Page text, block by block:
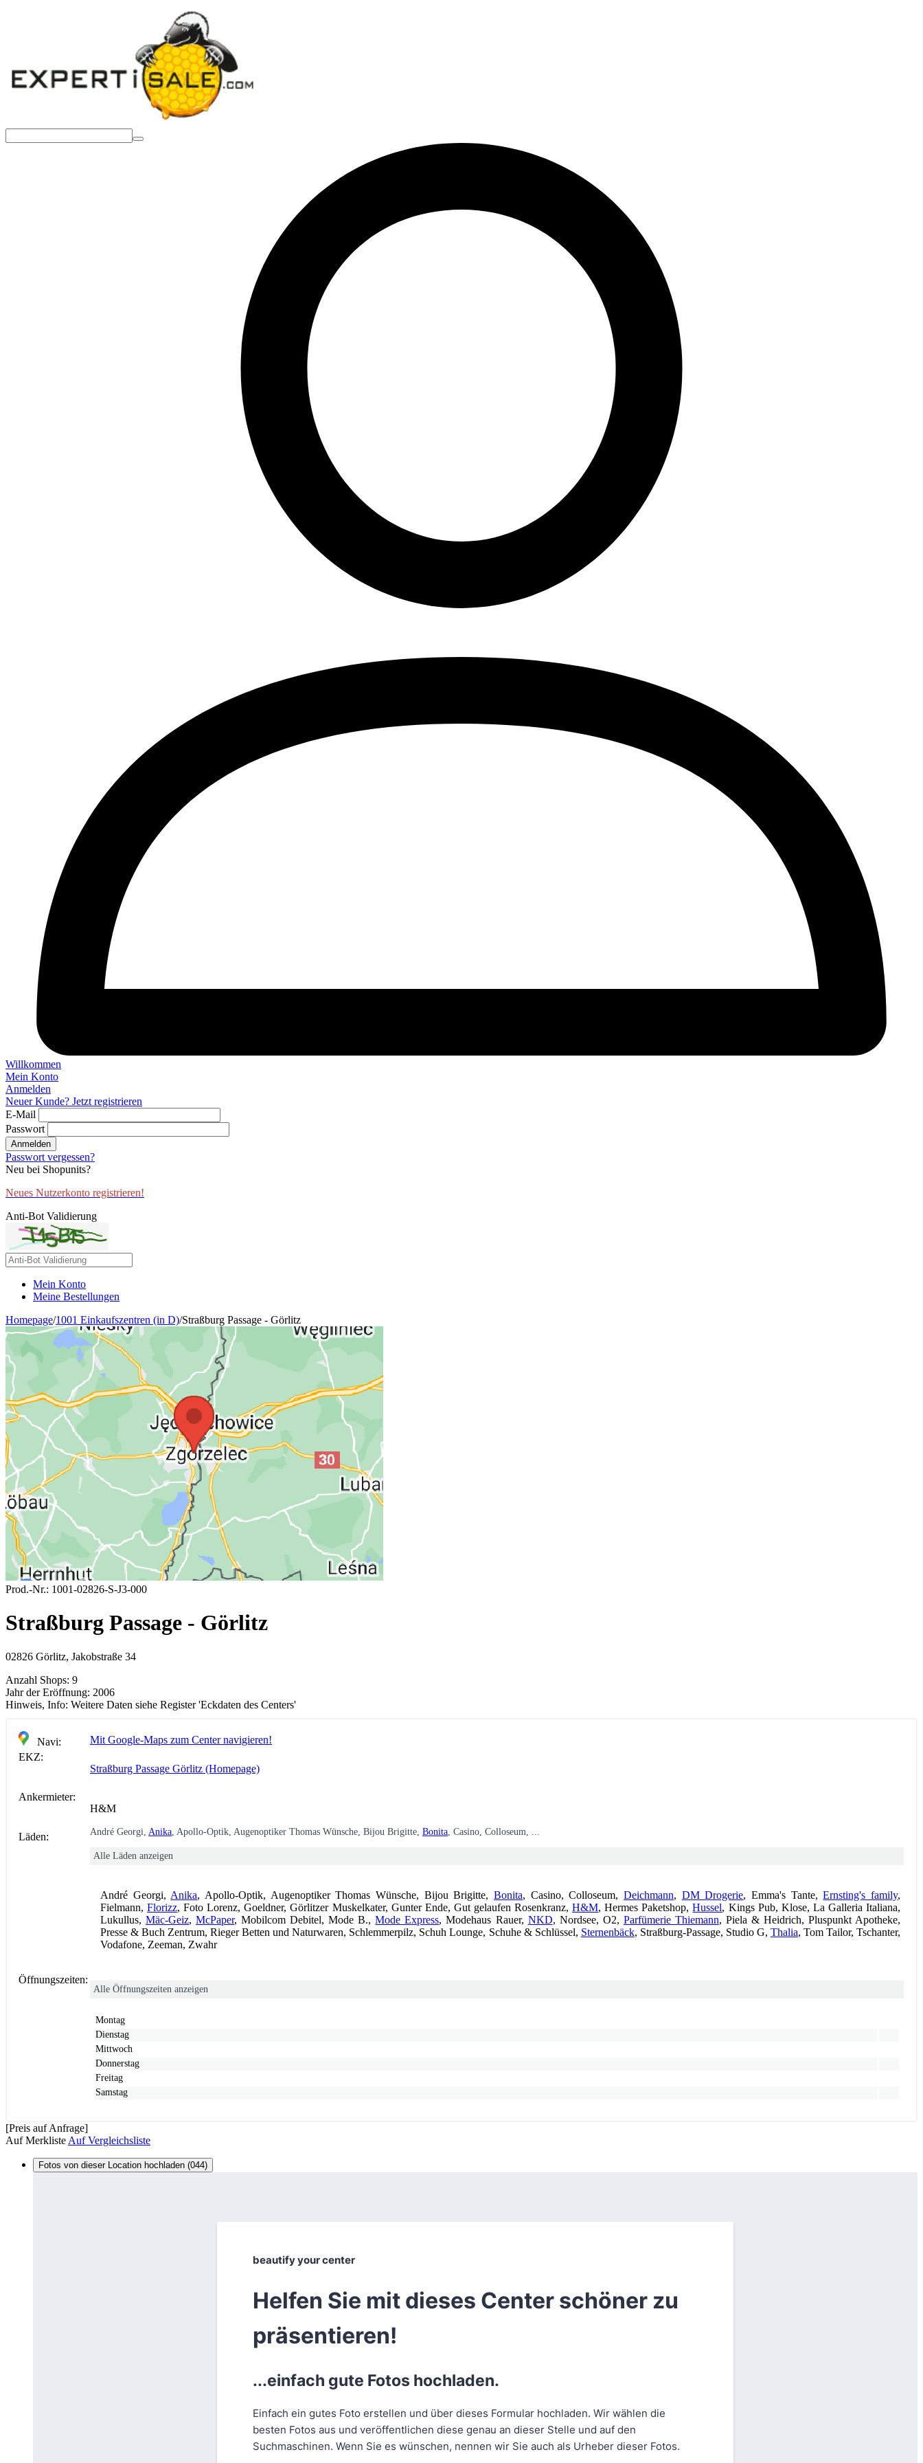
Willkommen
Mein Konto
Anmelden
Neuer Kunde? Jetzt registrieren
E-Mail
Passwort
Anmelden
Passwort vergessen?
Neu bei Shopunits?
Neues Nutzerkonto registrieren!
Anti-Bot Validierung
Mein Konto
Meine Bestellungen
Homepage/1001 Einkaufszentren (in D)/Straßburg Passage - Görlitz
Prod.-Nr.: 1001-02826-S-J3-000
Straßburg Passage - Görlitz
02826 Görlitz, Jakobstraße 34
Anzahl Shops: 9
Jahr der Eröffnung: 2006
Hinweis, Info: Weitere Daten siehe Register 'Eckdaten des Centers'
Navi:
Mit Google-Maps zum Center navigieren!
EKZ:
Straßburg Passage Görlitz (Homepage)
Ankermieter:
H&M
Läden: André Georgi, Anika , Apollo-Optik, Augenoptiker Thomas Wünsche, Bijou Brigitte, Bonita , Casino, Colloseum, ...
Alle Läden anzeigen
André Georgi, Anika, Apollo-Optik, Augenoptiker Thomas Wünsche, Bijou Brigitte,Bonita, Casino, Colloseum,Deichmann, DM Drogerie, Emma's Tante,Ernsting's family,
Fielmann,Florizz, Foto Lorenz, Goeldner, Görlitzer Muskelkater, Gunter Ende, Gut gelaufen Rosenkranz,H&M, Hermes Paketshop,Hussel, Kings Pub, Klose, La Galleria Italiana,
Lukullus,Mäc-Geiz,McPaper, Mobilcom Debitel, Mode B.,Mode Express, Modehaus Rauer, NKD, Nordsee, O2, Parfümerie Thiemann, Piela & Heidrich, Pluspunkt Apotheke,
Presse & Buch Zentrum, Rieger Betten und Naturwaren, Schlemmerpilz, Schuh Lounge, Schuhe & Schlüssel, Sternenbäck, Straßburg-Passage, Studio G, Thalia, Tom Tailor, Tschanter,
Vodafone, Zeeman, Zwahr
Öffnungszeiten:
Alle Öffnungszeiten anzeigen
Montag
Dienstag
Mittwoch
Donnerstag
Freitag
Samstag
[Preis auf Anfrage]
Auf Merkliste Auf Vergleichsliste
Fotos von dieser Location hochladen (044)